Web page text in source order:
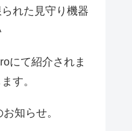
れた見守り機器
にて紹介されま
す。
知らせ。